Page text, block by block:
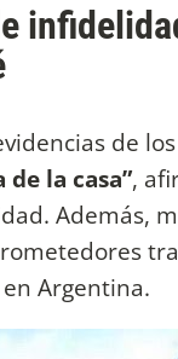
de
la casa”,
Además,
Argentina.